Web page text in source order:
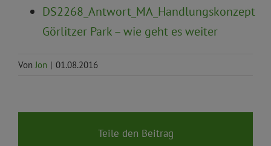
DS2268_Antwort_MA_Handlungskonzept
Görlitzer Park – wie geht es weiter
VonJon | 01.08.2016
Teile den Beitrag